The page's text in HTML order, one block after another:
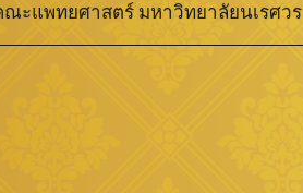
ณะแพทยศาสตร์ มหาวิทยาลัยนเรศวร